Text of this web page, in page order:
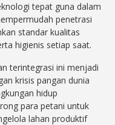
tepat guna dalam
penetrasi
standar kualitas
higienis setiap saat.
terintegrasi ini menjadi
krisis pangan dunia
hidup
para petani untuk
lahan produktif